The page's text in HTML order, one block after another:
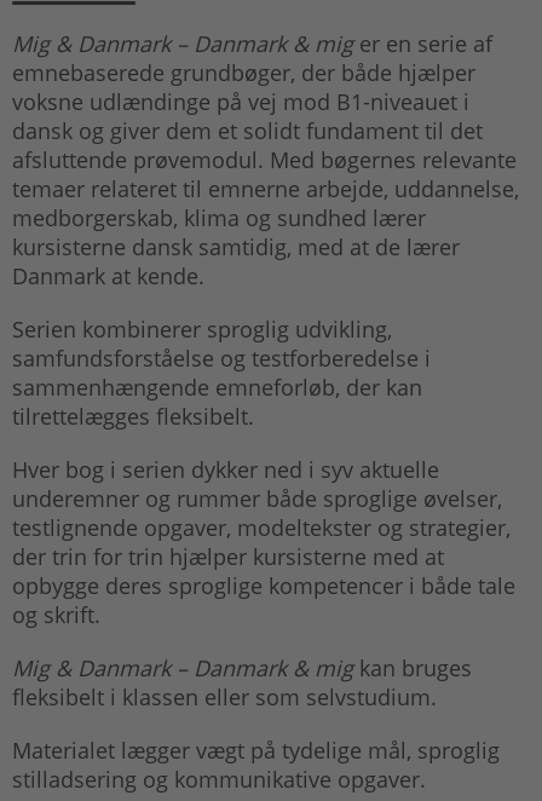
Mig & Danmark – Danmark & miger en serie af
emnebaserede grundbøger, der både hjælper
voksne udlændinge på vej mod B1-niveauet i
dansk og giver dem et solidt fundament til det
afsluttende prøvemodul. Med bøgernes relevante
temaer relateret til emnerne arbejde, uddannelse,
medborgerskab, klima og sundhed lærer
kursisterne dansk samtidig, med at de lærer
Danmark at kende.
Serien kombinerer sproglig udvikling,
samfundsforståelse og testforberedelse i
sammenhængende emneforløb, der kan
tilrettelægges fleksibelt.
Hver bog i serien dykker ned i syv aktuelle
underemner og rummer både sproglige øvelser,
testlignende opgaver, modeltekster og strategier,
der trin for trin hjælper kursisterne med at
opbygge deres sproglige kompetencer i både tale
og skrift.
Mig & Danmark – Danmark & migkan bruges
fleksibelt i klassen eller som selvstudium.
Materialet lægger vægt på tydelige mål, sproglig
stilladsering og kommunikative opgaver.